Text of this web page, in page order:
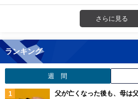
さらに見る
ランキング
週 間
父が亡くなった後も、母は